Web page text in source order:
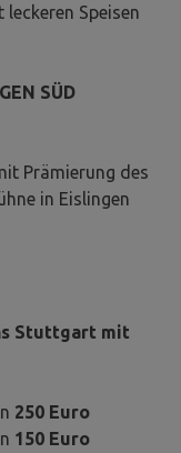
Speisen
SÜD
Prämierung des
in Eislingen
Stuttgart mit
250 Euro
150 Euro